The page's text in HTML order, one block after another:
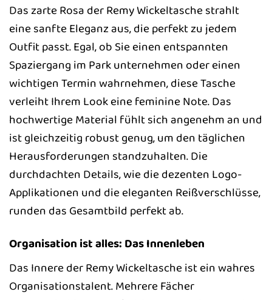
Das zarte Rosa der Remy Wickeltasche strahlt
eine sanfte Eleganz aus, die perfekt zu jedem
Outfit passt. Egal, ob Sie einen entspannten
Spaziergang im Park unternehmen oder einen
wichtigen Termin wahrnehmen, diese Tasche
verleiht Ihrem Look eine feminine Note. Das
hochwertige Material fühlt sich angenehm an und
ist gleichzeitig robust genug, um den täglichen
Herausforderungen standzuhalten. Die
durchdachten Details, wie die dezenten Logo-
Applikationen und die eleganten Reißverschlüsse,
runden das Gesamtbild perfekt ab.
Organisation ist alles: Das Innenleben
Das Innere der Remy Wickeltasche ist ein wahres
Organisationstalent. Mehrere Fächer